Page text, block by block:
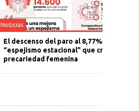
Noticias
El descenso del paro al 8,77% es un
“espejismo estacional” que cronifica la
precariedad femenina